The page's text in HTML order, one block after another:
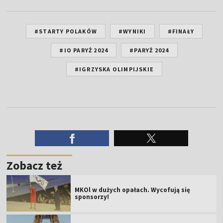
#STARTY POLAKÓW #WYNIKI #FINAŁY
#IO PARYŻ 2024 #PARYŻ 2024
#IGRZYSKA OLIMPIJSKIE
Zobacz też
MKOl w dużych opałach. Wycofują się
sponsorzy!